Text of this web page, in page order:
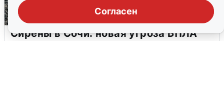
Согласен
Сирены в Сочи: новая угроза БПЛА